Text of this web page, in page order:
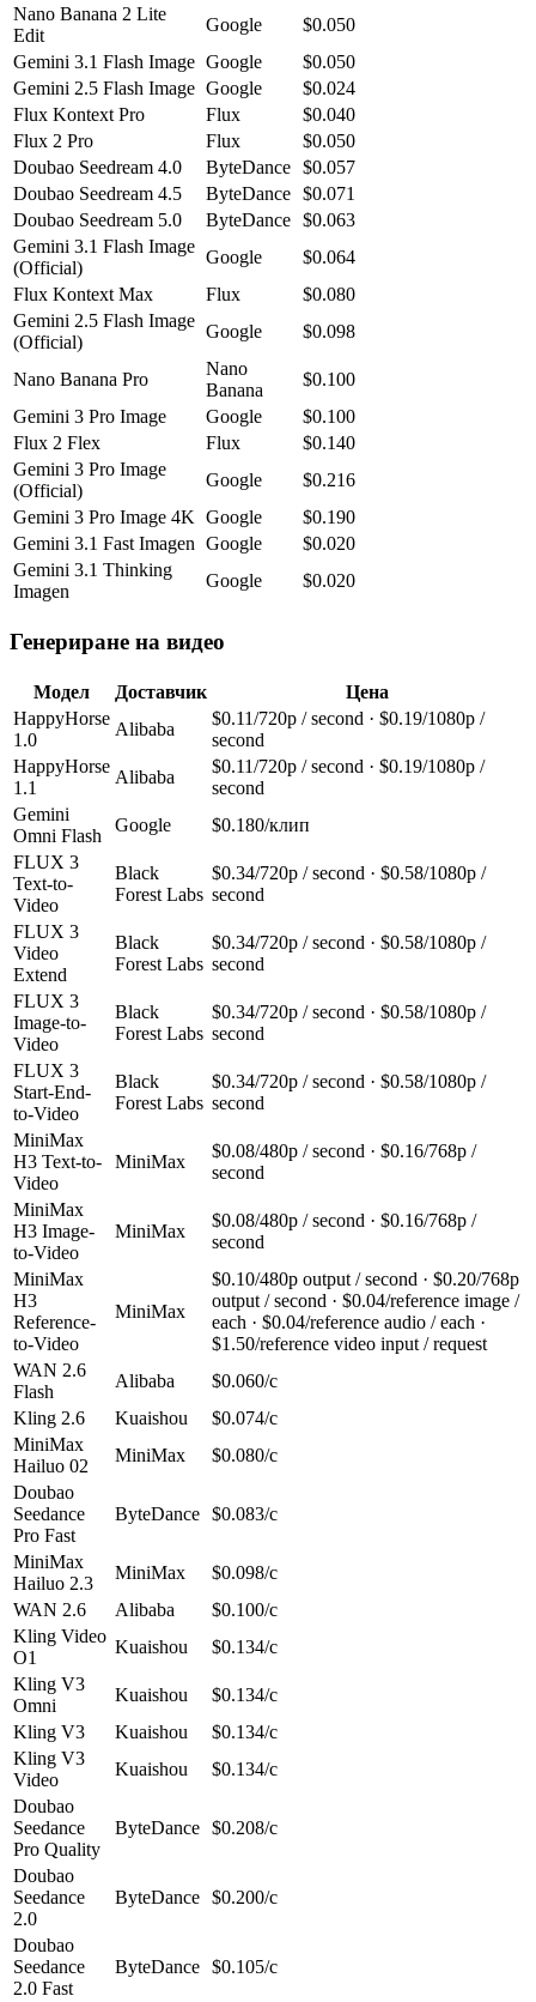
Nano Banana 2 Lite
Edit
Google
$0.050
Gemini 3.1 Flash Image Google
$0.050
Gemini 2.5 Flash Image Google
$0.024
Flux Kontext Pro
Flux
$0.040
Flux 2 Pro
Flux
$0.050
Doubao Seedream 4.0
ByteDance $0.057
Doubao Seedream 4.5
ByteDance $0.071
Doubao Seedream 5.0
ByteDance $0.063
Gemini 3.1 Flash Image
(Official)
Google
$0.064
Flux Kontext Max
Flux
$0.080
Gemini 2.5 Flash Image
(Official)
Google $0.098
Nano Banana Pro
Nano
Banana
$0.100
Gemini 3 Pro Image
Google
$0.100
Flux 2 Flex
Flux
$0.140
Gemini 3 Pro Image
(Official)
Google
$0.216
Gemini 3 Pro Image 4K Google
$0.190
Gemini 3.1 Fast Imagen Google
$0.020
Gemini 3.1 Thinking
Imagen
Google $0.020
Генериране на видео
Модел Доставчик
Цена
HappyHorse
1.0
Alibaba
$0.11/720p / second · $0.19/1080p /
second
HappyHorse
1.1
Alibaba
$0.11/720p / second · $0.19/1080p /
second
Gemini
Omni Flash
Google
$0.180/клип
FLUX 3
Text-to-
Video
Black
Forest Labs
$0.34/720p / second · $0.58/1080p /
second
FLUX 3
Video
Extend
Black
Forest Labs
$0.34/720p / second · $0.58/1080p /
second
FLUX 3
Image-to-
Video
Black
Forest Labs
$0.34/720p / second · $0.58/1080p /
second
FLUX 3
Start-End-
to-Video
Black
Forest Labs
$0.34/720p / second · $0.58/1080p /
second
MiniMax
H3 Text-to-
Video
MiniMax
$0.08/480p / second · $0.16/768p /
second
MiniMax
H3 Image-
to-Video
MiniMax
$0.08/480p / second · $0.16/768p /
second
MiniMax
H3
Reference-
to-Video
MiniMax
$0.10/480p output / second · $0.20/768p
output / second · $0.04/reference image /
each · $0.04/reference audio / each ·
$1.50/reference video input / request
WAN 2.6
Flash
Alibaba
$0.060/с
Kling 2.6
Kuaishou
$0.074/с
MiniMax
Hailuo 02
MiniMax
$0.080/с
Doubao
Seedance
Pro Fast
ByteDance $0.083/с
MiniMax
Hailuo 2.3
MiniMax
$0.098/с
WAN 2.6
Alibaba
$0.100/с
Kling Video
O1
Kuaishou
$0.134/с
Kling V3
Omni
Kuaishou
$0.134/с
Kling V3
Kuaishou
$0.134/с
Kling V3
Video
Kuaishou
$0.134/с
Doubao
Seedance
Pro Quality
ByteDance $0.208/с
Doubao
Seedance
2.0
ByteDance $0.200/с
Doubao
Seedance
2.0 Fast
ByteDance $0.105/с